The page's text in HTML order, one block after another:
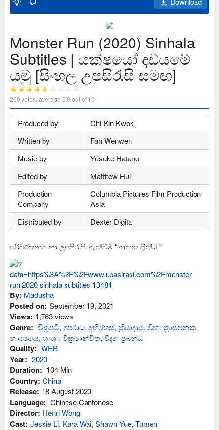
Monster Run (2020) Sinhala
Subtitles | යක්ෂයෝ දඩයමේ
යමු [සිංහල උපසිරැසි සමඟ]
269 votes, average 5.0 out of 10
Produced by
Chi-Kin Kwok
Written by
Fan Wenwen
Music by
Yusuke Hatano
Edited by
Matthew Hui
Production
Company
Columbia Pictures Film Production
Asia
Distributed by
Dexter Digita
පරිවර්තනය හා උපසිරැසි ගැන්වීම “ශානක ප්‍රින්ස් ”
By: Madusha
Posted on: September 19, 2021
Views: 1,763 views
Genre: චිත්‍රපටි, අප‍රාධ, අභිරහස්, ක්‍රියාදාම, චීන, ත්‍රාසජනක,
නාට්‍යමය, භාශා, වික්‍රමාන්විත, විද්‍යා ප්‍රබන්ධ
Quality: WEB
Year: 2020
Duration: 104 Min
Country: China
Release: 18 August 2020
Language: Chinese,Cantonese
Director: Henri Wong
Cast: Jessie Li, Kara Wai, Shawn Yue, Tumen